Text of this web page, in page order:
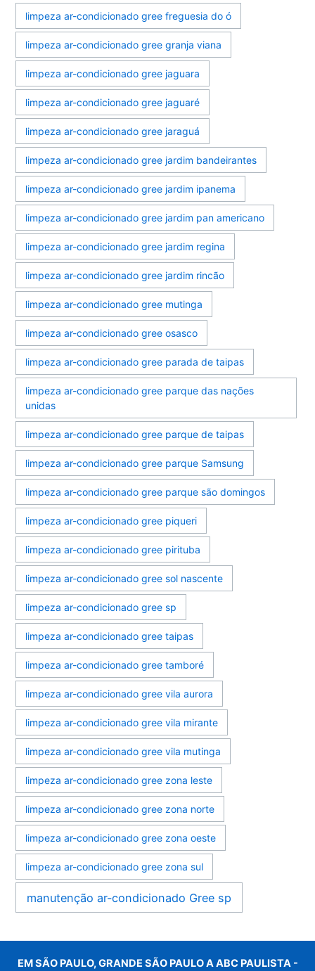
limpeza ar-condicionado gree freguesia do ó
limpeza ar-condicionado gree granja viana
limpeza ar-condicionado gree jaguara
limpeza ar-condicionado gree jaguaré
limpeza ar-condicionado gree jaraguá
limpeza ar-condicionado gree jardim bandeirantes
limpeza ar-condicionado gree jardim ipanema
limpeza ar-condicionado gree jardim pan americano
limpeza ar-condicionado gree jardim regina
limpeza ar-condicionado gree jardim rincão
limpeza ar-condicionado gree mutinga
limpeza ar-condicionado gree osasco
limpeza ar-condicionado gree parada de taipas
limpeza ar-condicionado gree parque das nações
unidas
limpeza ar-condicionado gree parque de taipas
limpeza ar-condicionado gree parque Samsung
limpeza ar-condicionado gree parque são domingos
limpeza ar-condicionado gree piqueri
limpeza ar-condicionado gree pirituba
limpeza ar-condicionado gree sol nascente
limpeza ar-condicionado gree sp
limpeza ar-condicionado gree taipas
limpeza ar-condicionado gree tamboré
limpeza ar-condicionado gree vila aurora
limpeza ar-condicionado gree vila mirante
limpeza ar-condicionado gree vila mutinga
limpeza ar-condicionado gree zona leste
limpeza ar-condicionado gree zona norte
limpeza ar-condicionado gree zona oeste
limpeza ar-condicionado gree zona sul
manutenção ar-condicionado Gree sp
EM SÃO PAULO, GRANDE SÃO PAULO A ABC PAULISTA -